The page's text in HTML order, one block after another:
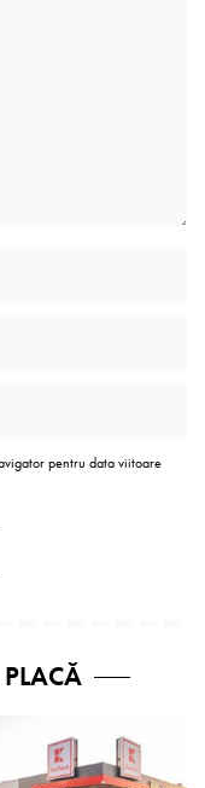
pentru data viitoare